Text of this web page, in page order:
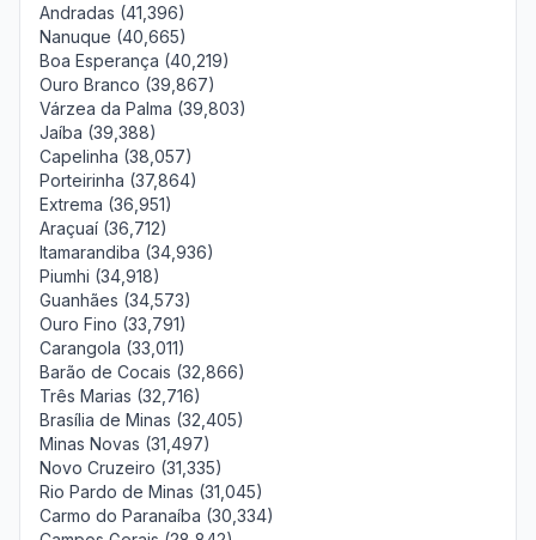
Andradas (41,396)
Nanuque (40,665)
Boa Esperança (40,219)
Ouro Branco (39,867)
Várzea da Palma (39,803)
Jaíba (39,388)
Capelinha (38,057)
Porteirinha (37,864)
Extrema (36,951)
Araçuaí (36,712)
Itamarandiba (34,936)
Piumhi (34,918)
Guanhães (34,573)
Ouro Fino (33,791)
Carangola (33,011)
Barão de Cocais (32,866)
Três Marias (32,716)
Brasília de Minas (32,405)
Minas Novas (31,497)
Novo Cruzeiro (31,335)
Rio Pardo de Minas (31,045)
Carmo do Paranaíba (30,334)